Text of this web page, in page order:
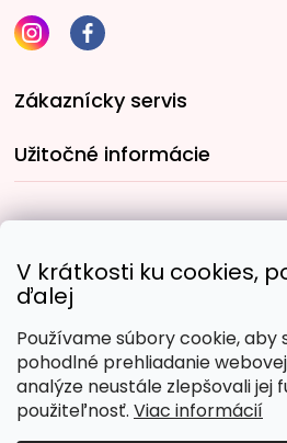
V krátkosti ku cookies,
ďalej
Používame súbory cookie, aby
pohodlné prehliadanie
analýze neustále zlepšovali jej
použiteľnosť. Viac informácií
Zákaznícky servis
Užitočné informácie
Obľúbené